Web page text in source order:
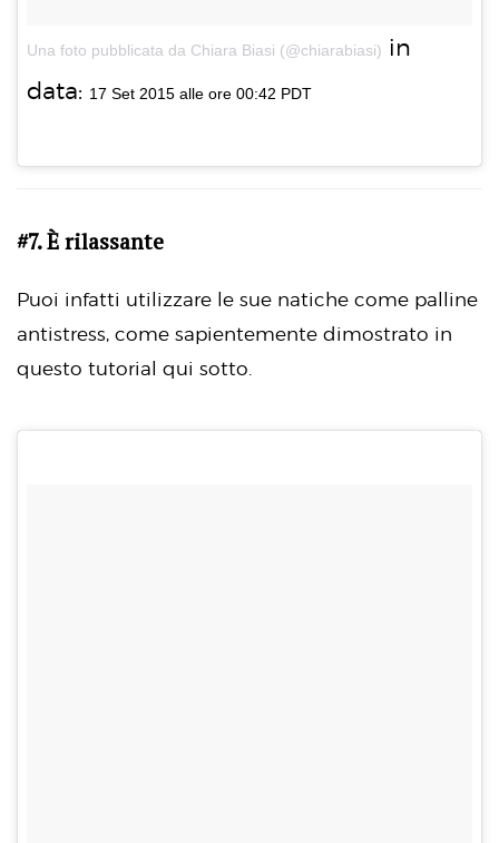
Una foto pubblicata da Chiara Biasi (@chiarabiasi) in
data: 17 Set 2015 alle ore 00:42 PDT
#7. È rilassante
Puoi infatti utilizzare le sue natiche come palline
antistress, come sapientemente dimostrato in
questo tutorial qui sotto.